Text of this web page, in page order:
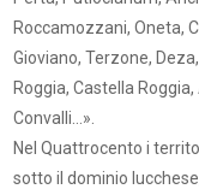
Roccamozzani, Oneta,
Gioviano, Terzone,
Roggia, Castella
Convalli…».
Nel Quattrocento i
sotto il dominio